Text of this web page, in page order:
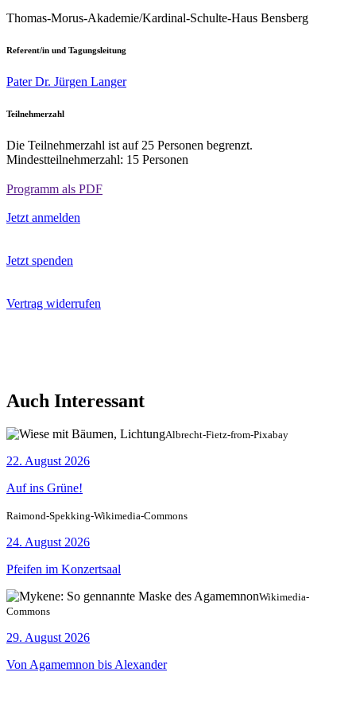
Thomas-Morus-Akademie/Kardinal-Schulte-Haus Bensberg
Referent/in und Tagungsleitung
Pater Dr. Jürgen Langer
Teilnehmerzahl
Die Teilnehmerzahl ist auf 25 Personen begrenzt.
Mindestteilnehmerzahl: 15 Personen
Programm als PDF
Jetzt anmelden
Jetzt spenden
Vertrag widerrufen
Auch Interessant
Albrecht-Fietz-from-Pixabay
22. August 2026
Auf ins Grüne!
Raimond-Spekking-Wikimedia-Commons
24. August 2026
Pfeifen im Konzertsaal
Wikimedia-
Commons
29. August 2026
Von Agamemnon bis Alexander